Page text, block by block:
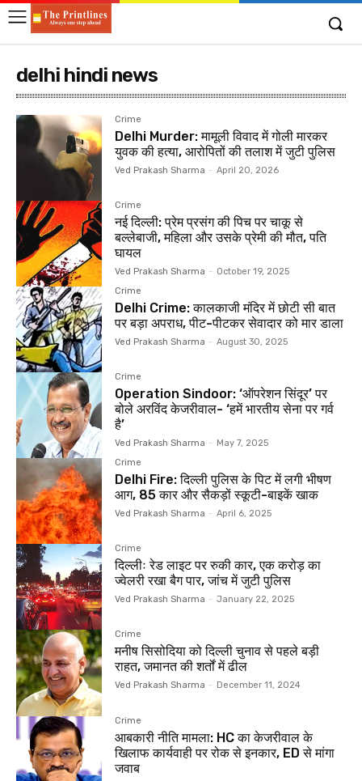
delhi hindi news
Crime
Delhi Murder: मामूली विवाद में गोली मारकर
युवक की हत्या, आरोपितों की तलाश में जुटी पुलिस
Ved Prakash Sharma - April 20, 2026
Crime
नई दिल्ली: प्रेम प्रसंग की पिच पर चाकू से
बल्लेबाजी, महिला और उसके प्रेमी की मौत, पति
घायल
Ved Prakash Sharma - October 19, 2025
Crime
Delhi Crime: कालकाजी मंदिर में छोटी सी बात
पर बड़ा अपराध, पीट-पीटकर सेवादार को मार डाला
Ved Prakash Sharma - August 30, 2025
Crime
Operation Sindoor: ‘ऑपरेशन सिंदूर’ पर
बोले अरविंद केजरीवाल- ‘हमें भारतीय सेना पर गर्व
है’
Ved Prakash Sharma -
May 7, 2025
Crime
Delhi Fire: दिल्ली पुलिस के पिट में लगी भीषण
आग, 85 कार और सैकड़ों स्कूटी-बाइकें खाक
Ved Prakash Sharma - April 6, 2025
Crime
दिल्लीः रेड लाइट पर रुकी कार, एक करोड़ का
ज्वेलरी रखा बैग पार, जांच में जुटी पुलिस
Ved Prakash Sharma - January 22, 2025
Crime
मनीष सिसोदिया को दिल्ली चुनाव से पहले बड़ी
राहत, जमानत की शर्तों में ढील
Ved Prakash Sharma - December 11, 2024
Crime
आबकारी नीति मामला: HC का केजरीवाल के
खिलाफ कार्यवाही पर रोक से इनकार, ED से मांगा
जवाब